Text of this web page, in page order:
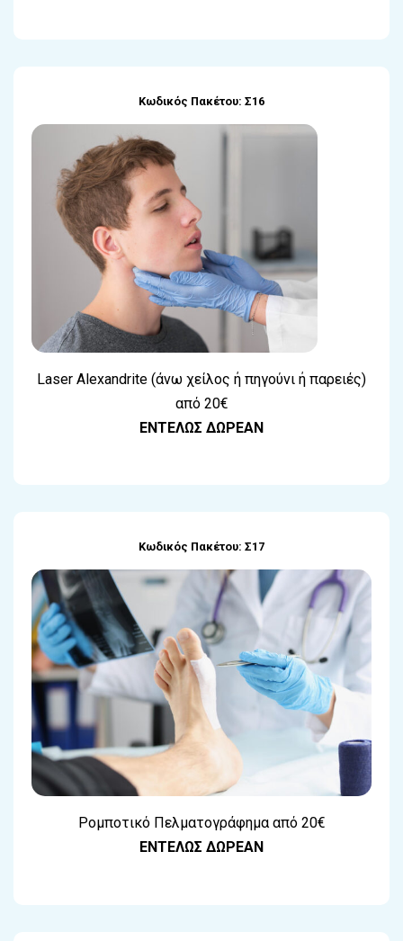
Κωδικός Πακέτου: Σ16
Laser Alexandrite (άνω χείλος ή πηγούνι ή παρειές)
από 20€
ΕΝΤΕΛΩΣ ΔΩΡΕΑΝ
Κωδικός Πακέτου: Σ17
Ρομποτικό Πελματογράφημα από 20€
ΕΝΤΕΛΩΣ ΔΩΡΕΑΝ